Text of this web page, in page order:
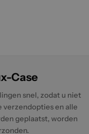
Case
snel, zodat u niet
verzendopties en alle
geplaatst, worden